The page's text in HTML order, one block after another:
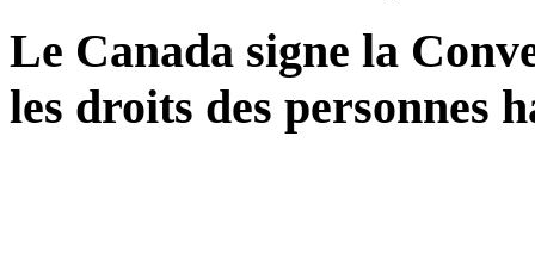
Le Canada signe la
les droits des personnes